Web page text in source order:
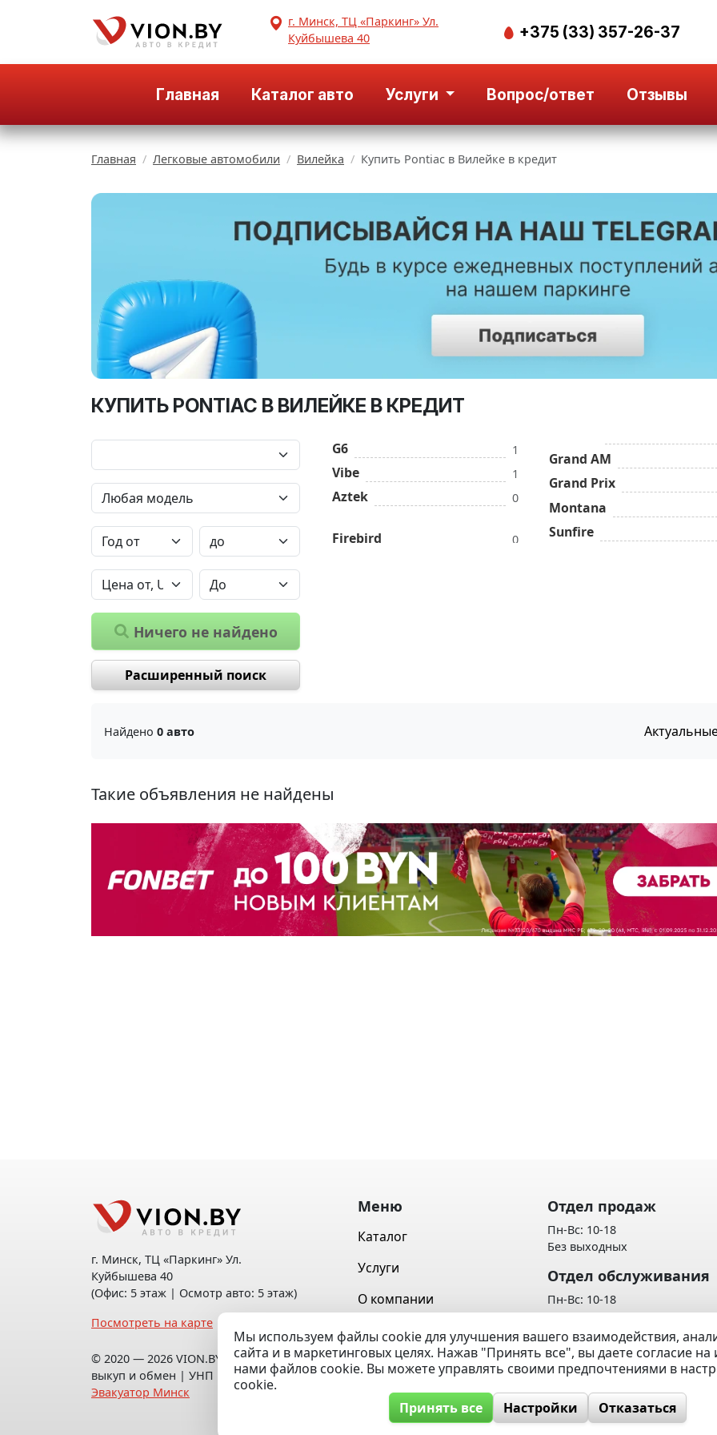
г. Минск, ТЦ «Паркинг» Ул.
Куйбышева 40
+375 (33) 357-26-37
Главная Каталог авто Услуги Вопрос/ответ Отзывы
Главная Легковые автомобили Вилейка Купить Pontiac в Вилейке в кредит
КУПИТЬ PONTIAC В ВИЛЕЙКЕ В КРЕДИТ
Ничего не найдено
Расширенный поиск
G6 1
Vibe 1
Aztek 0
Firebird 0
Grand AM
Grand Prix
Montana
Sunfire
Найдено 0 авто
Такие объявления не найдены
г. Минск, ТЦ «Паркинг» Ул.
Куйбышева 40
(Офис: 5 этаж | Осмотр авто: 5 этаж)
Посмотреть на карте
© 2020 — 2026 VION.BY — Продажа,
выкуп и обмен | УНП 192961100 |
Эвакуатор Минск
Меню
Каталог
Услуги
О компании
Контакты
Вопрос / Ответ
Отдел продаж
Пн-Вс: 10-18
Без выходных
Отдел обслуживания
Пн-Вс: 10-18
Без выходных
Политика обработки
данных
Мы используем файлы cookie для улучшения вашего взаимодействия,
сайта и в маркетинговых целях. Нажав "Принять все", вы даете согласие
нами файлов cookie. Вы можете управлять своими предпочтениями в
cookie.
Принять все
Настройки Отказаться